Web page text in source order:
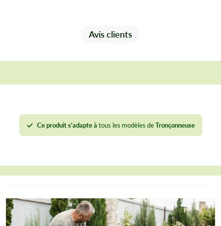
Étau d'affûtage pour souche
Clé à bougie en T
Pompe de graissage
Parfaite pour
exigeants, cette mallette garantit une tronçonneuse
équipementet réalisez des coupes précises et sûres.
Avis clients
Ce produit s'adapte à tous les modèles deTronçonneuse